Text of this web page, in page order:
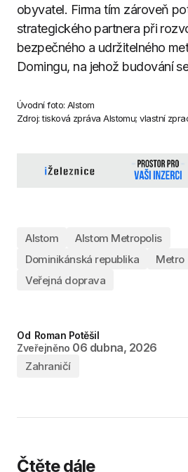
obyvatel. Firma tím zároveň
strategického partnera při
bezpečného a udržitelného
Domingu, na jehož budování
Úvodní foto: Alstom
Zdroj: tisková zpráva Alstomu; vlastní
Alstom
Alstom Metropolis
Dominikánská republika
Metro
Veřejná doprava
Od Roman Potěšil
Zveřejněno 06 dubna, 2026
Zahraničí
Čtěte dále